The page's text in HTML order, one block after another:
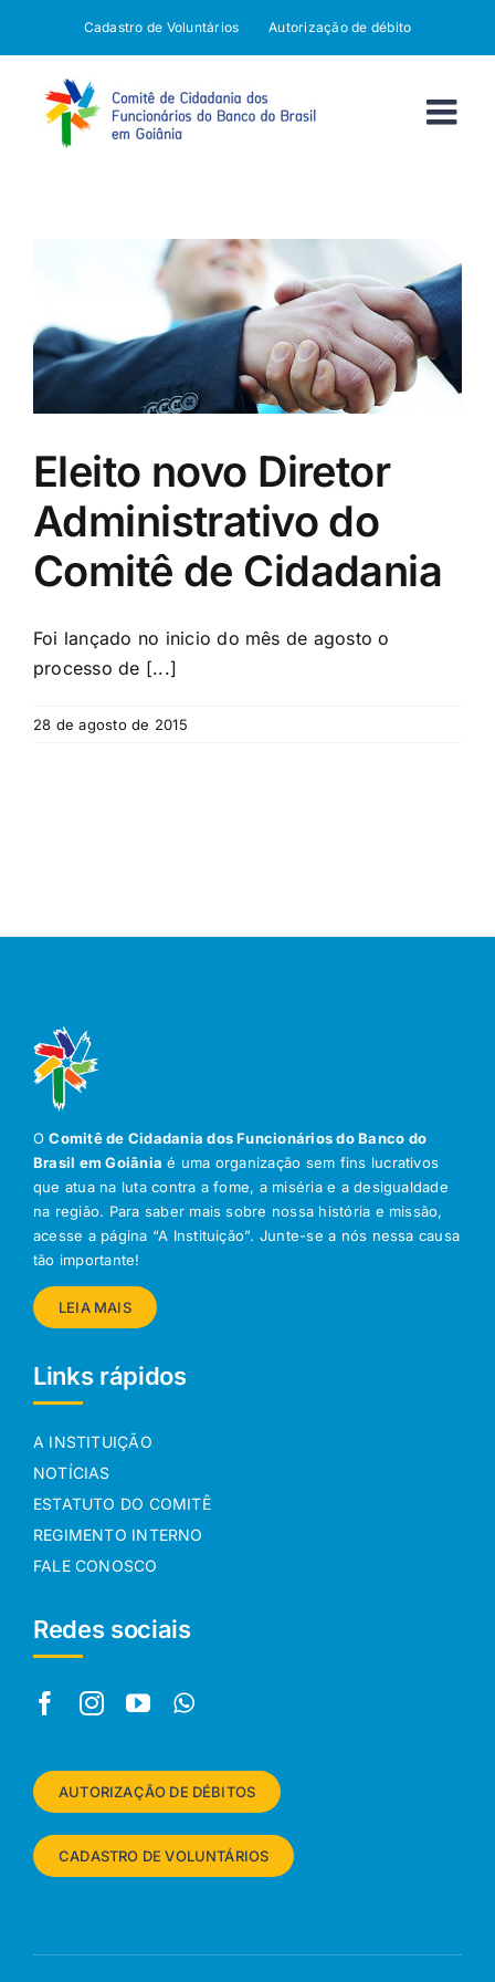
conteúdo
Cadastro de Voluntários Autorização de débito
Eleito novo Diretor
Administrativo do
Comitê de Cidadania
Foi lançado no inicio do mês de agosto o
processo de [...]
28 de agosto de 2015
OComitê de Cidadania dos Funcionários do Banco do
Brasil em Goiânia é uma organização sem fins lucrativos
que atua na luta contra a fome, a miséria e a desigualdade
na região. Para saber mais sobre nossa história e missão,
acesse a página “A Instituição”. Junte-se a nós nessa causa
tão importante!
LEIA MAIS
Links rápidos
A INSTITUIÇÃO
NOTÍCIAS
ESTATUTO DO COMITÊ
REGIMENTO INTERNO
FALE CONOSCO
Redes sociais
AUTORIZAÇÃO DE DÉBITOS
CADASTRO DE VOLUNTÁRIOS